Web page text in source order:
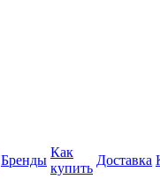
Бренды
Как
купить
Доставка